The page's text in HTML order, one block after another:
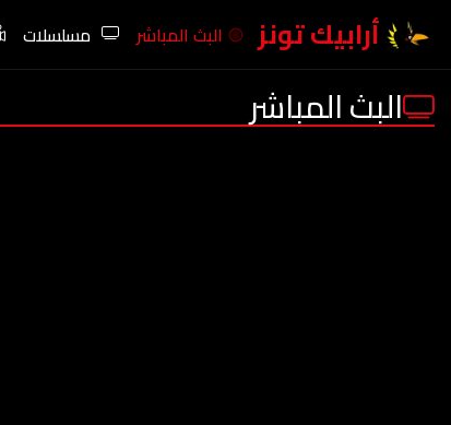
أرابيك تونز البث المباشر مسلسلات
البث المباشر